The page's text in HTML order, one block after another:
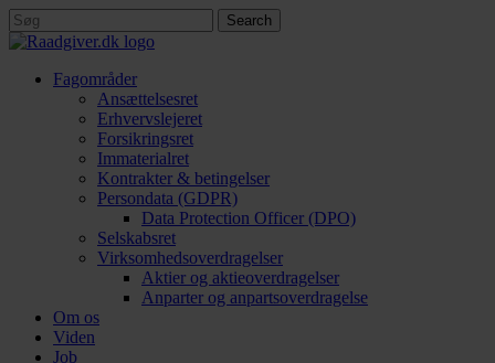
Skip
to
content
Search
Close
search
Menu
Fagområder
Ansættelsesret
Erhvervslejeret
Forsikringsret
Immaterialret
Kontrakter & betingelser
Persondata (GDPR)
Data Protection Officer (DPO)
Selskabsret
Virksomhedsoverdragelser
Aktier og aktieoverdragelser
Anparter og anpartsoverdragelse
Om os
Viden
Job